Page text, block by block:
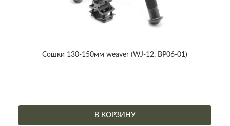
Сошки 130-150мм weaver (WJ-12, BP06-01)
В КОРЗИНУ